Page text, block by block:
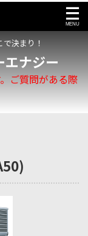
決まり！
エナジー
ご質問がある際